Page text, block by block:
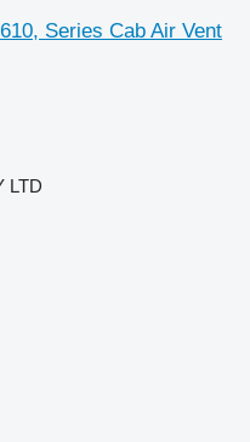
Series Cab Air Vent
LTD